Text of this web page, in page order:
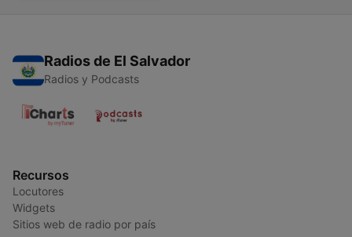
Radios de El Salvador
Radios y Podcasts
Recursos
Locutores
Widgets
Sitios web de radio por país